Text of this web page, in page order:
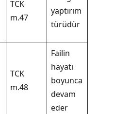
TCK
m.47
yaptırım
türüdür
TCK
m.48
Failin
hayatı
boyunca
devam
eder